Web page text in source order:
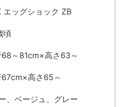
エッグショック ZB
頃
～81cm×高さ63～
高さ65～
、ベージュ、グレー